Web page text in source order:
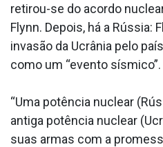
retirou-se do acordo
Flynn. Depois, há a Rússia:
invasão da Ucrânia pelo
como um “evento sísmico”.
“Uma potência nuclear
antiga potência nuclear
suas armas com a